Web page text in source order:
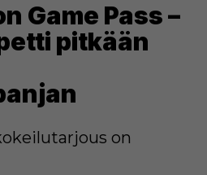
Game Pass –
pitkään
on